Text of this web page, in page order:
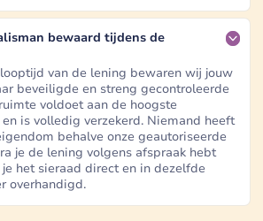
bewaard tijdens de
van de lening bewaren wij jouw
beveiligde en streng gecontroleerde
voldoet aan de hoogste
is volledig verzekerd. Niemand heeft
behalve onze geautoriseerde
je de lening volgens afspraak hebt
het sieraad direct en in dezelfde
overhandigd.